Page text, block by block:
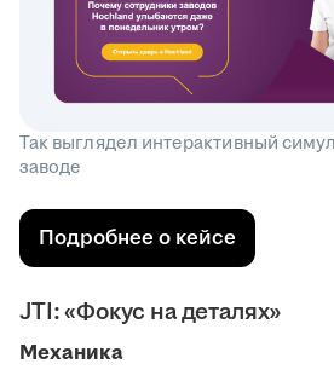
Так выглядел интерактивный
заводе
Подробнее о кейсе
JTI: «Фокус на деталях»
Механика